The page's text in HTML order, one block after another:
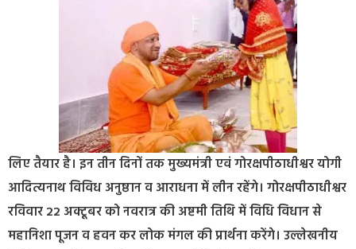
लिए तैयार है। इन तीन दिनों तक मुख्यमंत्री एवं गोरक्षपीठाधीश्वर योगी
आदित्यनाथ विविध अनुष्ठान व आराधना में लीन रहेंगे। गोरक्षपीठाधीश्वर
रविवार 22 अक्टूबर को नवरात्र की अष्टमी तिथि में विधि विधान से
महानिशा पूजन व हवन कर लोक मंगल की प्रार्थना करेंगे। उल्लेखनीय